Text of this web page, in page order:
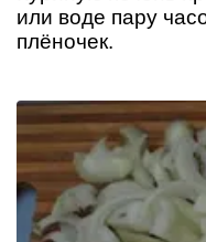
или воде пару
плёночек.